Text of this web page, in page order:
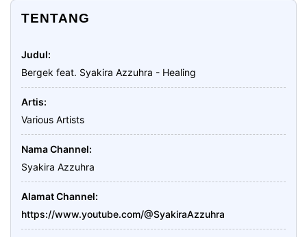
TENTANG
Judul
Bergek feat. Syakira Azzuhra - Healing
Artis
Various Artists
Nama Channel
Syakira Azzuhra
Alamat Channel
https://www.youtube.com/@SyakiraAzzuhra